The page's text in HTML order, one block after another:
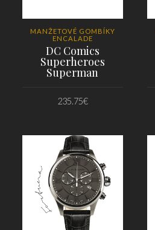
MANŽETOVÉ GOMBÍKY
ENCALADE
DC Comics
Superheroes
Superman
235.75€